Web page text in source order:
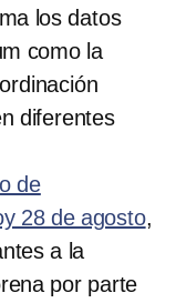
los datos
como la
diferentes
de
28 de agosto,
a la
por parte